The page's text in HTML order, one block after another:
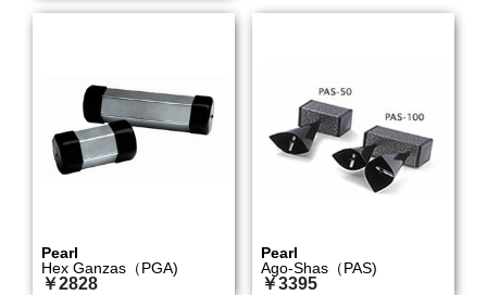
Pearl
Hex Ganzas（PGA)
￥2828
Pearl
Ago-Shas（PAS)
￥3395